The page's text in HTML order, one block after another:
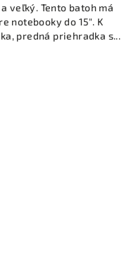
veľký. Tento batoh má
notebooky do 15". K
predná priehradka s...